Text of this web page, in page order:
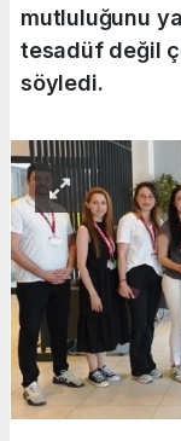
mutluluğunu
tesadüf değil
söyledi.